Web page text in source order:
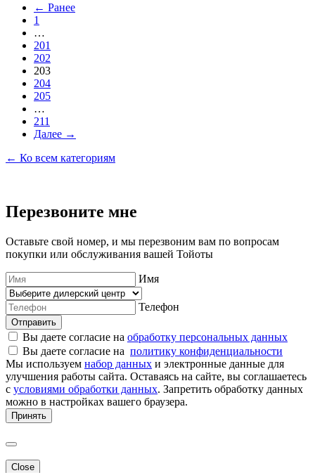
← Ранее
1
…
201
202
203
204
205
…
211
Далее →
← Ко всем категориям
Перезвоните мне
Оставьте свой номер, и мы перезвоним вам по вопросам
покупки или обслуживания вашей Тойоты
Имя
Телефон
Отправить
Вы даете согласие на обработку персональных данных
Вы даете согласие на политику конфиденциальности
Мы используем набор данных и электронные данные для
улучшения работы сайта. Оставаясь на сайте, вы соглашаетесь
с условиями обработки данных. Запретить обработку данных
можно в настройках вашего браузера.
Принять
Close